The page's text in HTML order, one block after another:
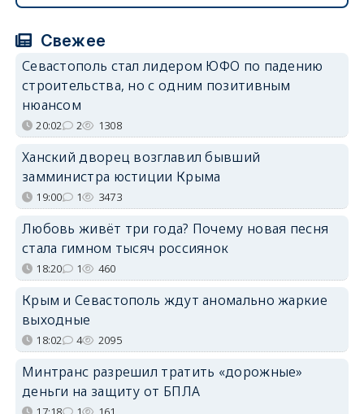
Свежее
Севастополь стал лидером ЮФО по падению
строительства, но с одним позитивным
нюансом
20:02 2 1308
Ханский дворец возглавил бывший
замминистра юстиции Крыма
19:00 1 3473
Любовь живёт три года? Почему новая песня
стала гимном тысяч россиянок
18:20 1 460
Крым и Севастополь ждут аномально жаркие
выходные
18:02 4 2095
Минтранс разрешил тратить «дорожные»
деньги на защиту от БПЛА